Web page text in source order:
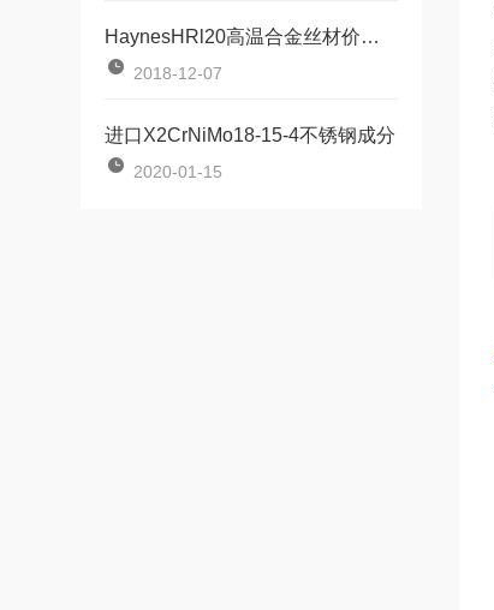
HaynesHRl20高温合金丝材价格/批发报价
2018-12-07
进口X2CrNiMo18-15-4不锈钢成分
2020-01-15